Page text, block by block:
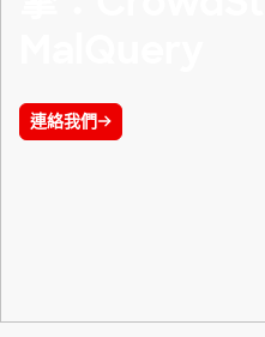
連絡我們